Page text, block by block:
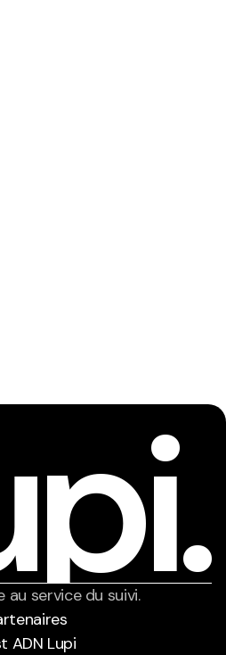
au service du suivi.
ADN Lupi